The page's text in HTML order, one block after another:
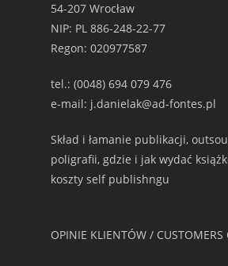
54-207 Wrocław
NIP: PL 886-248-22-77
Regon: 020977587
tel.: (0048) 694 079 476
e-mail: j.danielak@ad-fontes.pl
Skład i łamanie publikacji,
poligrafii, gdzie i jak wydać
koszty self publishngu
OPINIE KLIENTÓW /